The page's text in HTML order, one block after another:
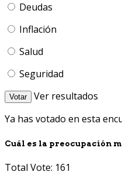
Deudas
Inflación
Salud
Seguridad
Votar
Ver resultados
Ya has votado en esta
Cuál es la preocupación
Total Vote: 161